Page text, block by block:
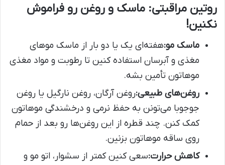
روتین مراقبتی: ماسک و روغن رو فراموش
نکنین!
ماسک مو:هفته‌ای یک یا دو بار از ماسک موهای
مغذی و آبرسان استفاده کنین تا رطوبت و مواد مغذی
موهاتون تأمین بشه.
روغن‌های طبیعی:روغن آرگان، روغن نارگیل یا روغن
جوجوبا می‌تونن به حفظ نرمی و درخشندگی موهاتون
کمک کنن. چند قطره از این روغن‌ها رو بعد از حمام
روی ساقه موهاتون بزنین.
کاهش حرارت:سعی کنین کمتر از سشوار، اتو مو و